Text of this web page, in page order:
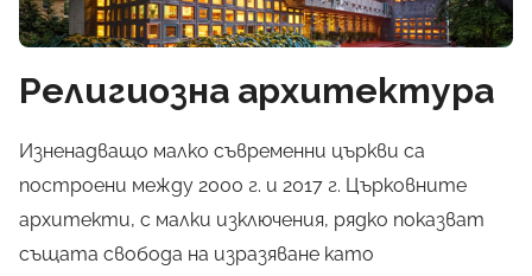
Религиозна архитектура
Изненадващо малко съвременни църкви са
построени между 2000 г. и 2017 г. Църковните
архитекти, с малки изключения, рядко показват
същата свобода на изразяване като